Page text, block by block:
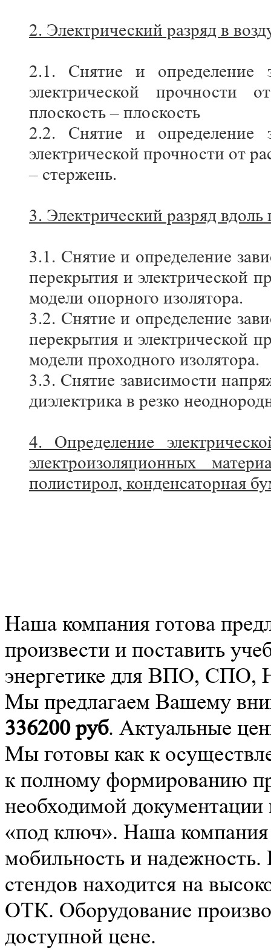
2. Электрический разряд в
2.1. Снятие и определение
электрической прочности
плоскость – плоскость
2.2. Снятие и определение
электрической прочности от
– стержень.
3. Электрический разряд
3.1. Снятие и определение
перекрытия и электрической
модели опорного изолятора.
3.2. Снятие и определение
перекрытия и электрической
модели проходного изолятора.
3.3. Снятие зависимости
диэлектрика в резко
4. Определение
электроизоляционных
полистирол, конденсаторная
Наша компания готова
произвести и поставить
энергетике для ВПО,
Мы предлагаем Вашему
336200руб. Актуальные
Мы готовы как к
к полному формированию
необходимой
«под ключ». Наша компания
мобильность и
стендов находится на
ОТК. Оборудование
доступной цене.